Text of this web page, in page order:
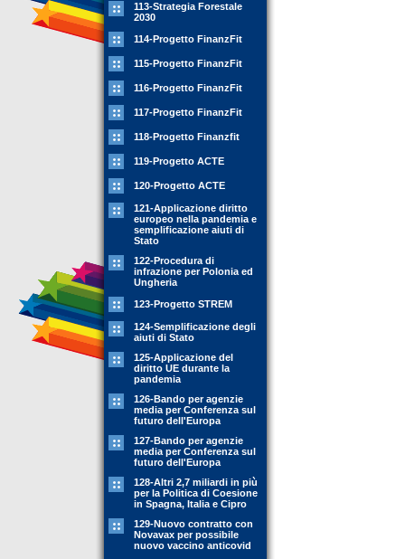
113-Strategia Forestale
2030
114-Progetto FinanzFit
115-Progetto FinanzFit
116-Progetto FinanzFit
117-Progetto FinanzFit
118-Progetto Finanzfit
119-Progetto ACTE
120-Progetto ACTE
121-Applicazione diritto
europeo nella pandemia e
semplificazione aiuti di
Stato
122-Procedura di
infrazione per Polonia ed
Ungheria
123-Progetto STREM
124-Semplificazione degli
aiuti di Stato
125-Applicazione del
diritto UE durante la
pandemia
126-Bando per agenzie
media per Conferenza sul
futuro dell'Europa
127-Bando per agenzie
media per Conferenza sul
futuro dell'Europa
128-Altri 2,7 miliardi in più
per la Politica di Coesione
in Spagna, Italia e Cipro
129-Nuovo contratto con
Novavax per possibile
nuovo vaccino anticovid